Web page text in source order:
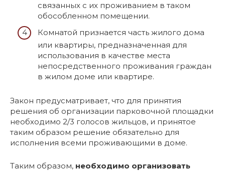
связанных с их проживанием в таком
обособленном помещении.
Комнатой признается часть жилого дома
или квартиры, предназначенная для
использования в качестве места
непосредственного проживания граждан
в жилом доме или квартире.
Закон предусматривает, что для принятия
решения об организации парковочной площадки
необходимо 2/3 голосов жильцов, и принятое
таким образом решение обязательно для
исполнения всеми проживающими в доме.
Таким образом, необходимо организовать